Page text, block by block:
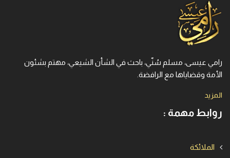
رامي عيسى، مسلم سُنّي، باحث في الشأن الشيعي، مهتم بشئون
الأمة وقضاياها مع الرافضة.
المزيد
روابط مهمة :
الملائكة